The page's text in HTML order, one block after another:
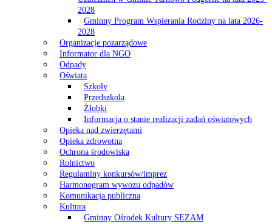
2028
Gminny Program Wspierania Rodziny na lata 2026-
2028
Organizacje pozarządowe
Informator dla NGO
Odpady
Oświata
Szkoły
Przedszkola
Żłobki
Informacja o stanie realizacji zadań oświatowych
Opieka nad zwierzętami
Opieka zdrowotna
Ochrona środowiska
Rolnictwo
Regulaminy konkursów/imprez
Harmonogram wywozu odpadów
Komunikacja publiczna
Kultura
Gminny Ośrodek Kultury SEZAM